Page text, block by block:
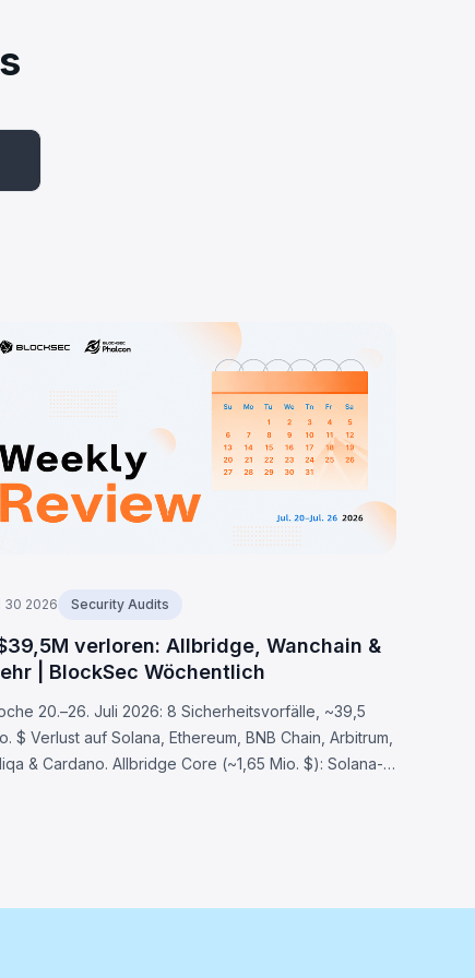
30 2026 Security Audits
verloren: Allbridge, Wanchain &
| BlockSec Wöchentlich
20.–26. Juli 2026: 8 Sicherheitsvorfälle, ~39,5
$ Verlust auf Solana, Ethereum, BNB Chain, Arbitrum,
& Cardano. Allbridge Core (~1,65 Mio. $): Solana-